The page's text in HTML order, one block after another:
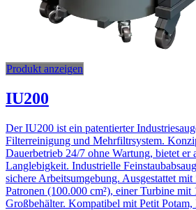
Produkt anzeigen
IU200
Der IU200 ist ein patentierter
Filterreinigung und Mehrfiltrsystem.
Dauerbetrieb 24/7 ohne Wartung, bietet er
Langlebigkeit. Industrielle
sichere Arbeitsumgebung. Ausgestattet
Patronen (100.000 cm²), einer Turbine mit
Großbehälter. Kompatibel mit Petit Potam,